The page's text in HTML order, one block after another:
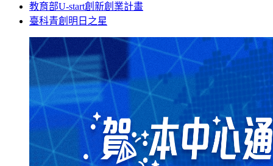
教育部U-start創新創業計畫
臺科青創明日之星